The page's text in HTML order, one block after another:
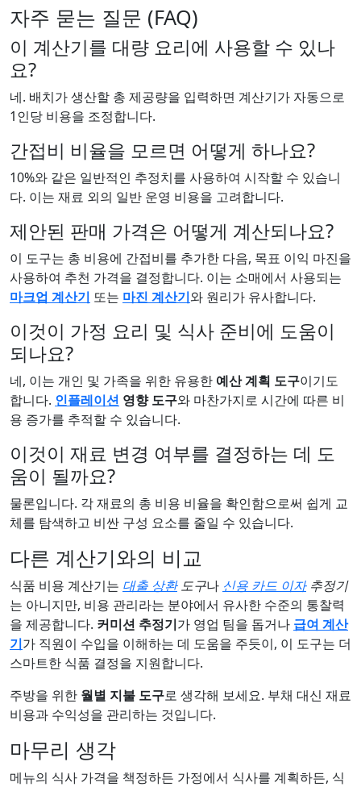
자주 묻는 질문 (FAQ)
이 계산기를 대량 요리에 사용할 수 있나
요?
네. 배치가 생산할 총 제공량을 입력하면 계산기가 자동으로
1인당 비용을 조정합니다.
간접비 비율을 모르면 어떻게 하나요?
10%와 같은 일반적인 추정치를 사용하여 시작할 수 있습니
다. 이는 재료 외의 일반 운영 비용을 고려합니다.
제안된 판매 가격은 어떻게 계산되나요?
이 도구는 총 비용에 간접비를 추가한 다음, 목표 이익 마진을
사용하여 추천 가격을 결정합니다. 이는 소매에서 사용되는
마크업 계산기 또는 마진 계산기와 원리가 유사합니다.
이것이 가정 요리 및 식사 준비에 도움이
되나요?
네, 이는 개인 및 가족을 위한 유용한 예산 계획 도구이기도
합니다. 인플레이션 영향 도구와 마찬가지로 시간에 따른 비
용 증가를 추적할 수 있습니다.
이것이 재료 변경 여부를 결정하는 데 도
움이 될까요?
물론입니다. 각 재료의 총 비용 비율을 확인함으로써 쉽게 교
체를 탐색하고 비싼 구성 요소를 줄일 수 있습니다.
다른 계산기와의 비교
식품 비용 계산기는 대출 상환도구나 신용 카드 이자추정기
는 아니지만, 비용 관리라는 분야에서 유사한 수준의 통찰력
을 제공합니다. 커미션 추정기가 영업 팀을 돕거나 급여 계산
기가 직원이 수입을 이해하는 데 도움을 주듯이, 이 도구는 더
스마트한 식품 결정을 지원합니다.
주방을 위한 월별 지불 도구로 생각해 보세요. 부채 대신 재료
비용과 수익성을 관리하는 것입니다.
마무리 생각
메뉴의 식사 가격을 책정하든 가정에서 식사를 계획하든, 식